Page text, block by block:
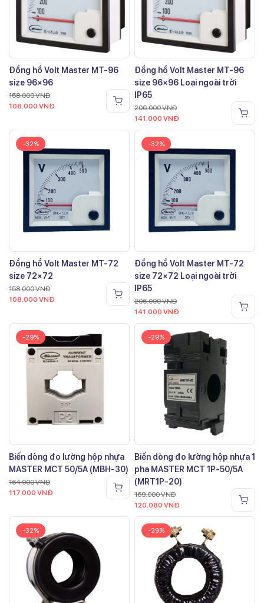
Đồng hồ Volt Master MT-96
size 96×96
158.000VNĐ
108.000 VNĐ
Đồng hồ Volt Master MT-96
size 96×96 Loại ngoài trời
IP65
206.000VNĐ
141.000 VNĐ
-32%
Đồng hồ Volt Master MT-72
size 72×72
158.000VNĐ
108.000 VNĐ
-32%
Đồng hồ Volt Master MT-72
size 72×72 Loại ngoài trời
IP65
206.000VNĐ
141.000 VNĐ
-29%
Biến dòng đo lường hộp nhựa
MASTER MCT 50/5A (MBH-30)
164.000VNĐ
117.000 VNĐ
-29%
Biến dòng đo lường hộp nhựa 1
pha MASTER MCT 1P-50/5A
(MRT1P-20)
169.000VNĐ
120.080 VNĐ
-32% -29%